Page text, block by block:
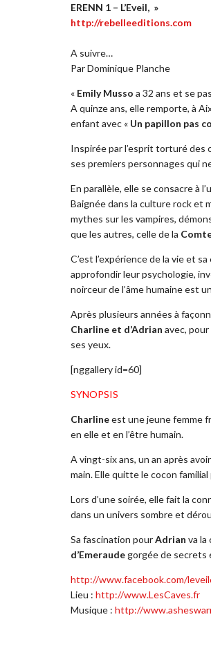
ERENN 1 – L’Eveil, »
http://rebelleeditions.com
A suivre…
Par Dominique Planche
« Emily Musso a 32 ans et se
A quinze ans, elle remporte, à
enfant avec « Un papillon pas
Inspirée par l’esprit torturé des
ses premiers personnages qui
En parallèle, elle se consacre à
Baignée dans la culture rock et
mythes sur les vampires,
que les autres, celle de la
C’est l’expérience de la vie et
approfondir leur psychologie,
noirceur de l’âme humaine est
Après plusieurs années à
Charline et d’Adrian avec,
ses yeux.
[nggallery id=60]
SYNOPSIS
Charlineest une jeune femme
en elle et en l’être humain.
A vingt-six ans, un an après
main. Elle quitte le cocon
Lors d’une soirée, elle fait la
dans un univers sombre et
Sa fascination pourAdrian va la
d’Emeraudegorgée de secrets
http://www.facebook.com/
Lieu : http://www.LesCaves.fr
Musique : http://